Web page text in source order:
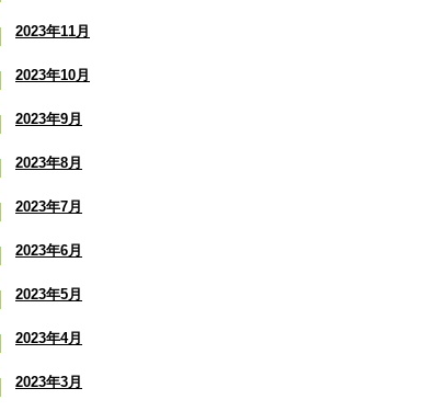
2023年11月
2023年10月
2023年9月
2023年8月
2023年7月
2023年6月
2023年5月
2023年4月
2023年3月